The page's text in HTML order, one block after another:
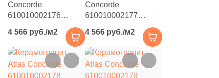
7.6x60 (33)
7.6x40.2 (11)
7.2x150 (39)
7.2x90 (39)
Concorde
610010002176
Empire Arabescato
Rett 80x80 бежевый
матовый под камень
4 566 руб./м2
Concorde
610010002177
Empire Statuario Rett
80x80 бежевый
матовый под камень
4 566 руб./м2